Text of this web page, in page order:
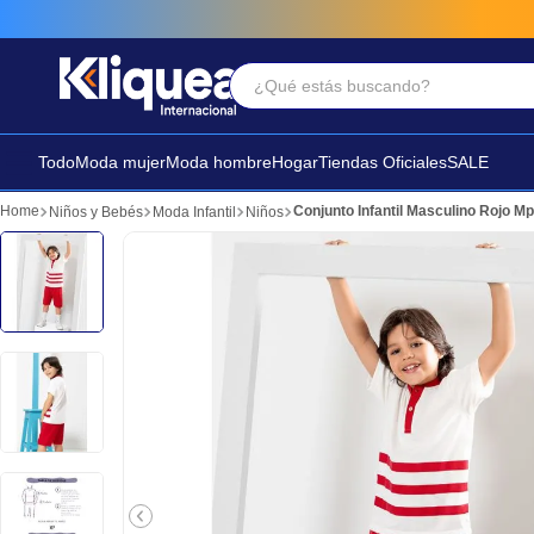
¿Qué estás buscando?
TodoModa mujerModa hombreHogarTiendas OficialesSALE
Niños y Bebés Moda Infantil Niños Conjunto Infantil Masculino Rojo
Términos Más Buscados
2. sandalia